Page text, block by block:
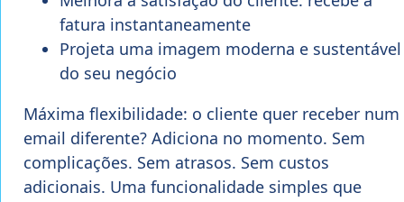
fatura instantaneamente
Projeta uma imagem moderna e sustentável
do seu negócio
Máxima flexibilidade: o cliente quer receber num
email diferente? Adiciona no momento. Sem
complicações. Sem atrasos. Sem custos
adicionais. Uma funcionalidade simples que